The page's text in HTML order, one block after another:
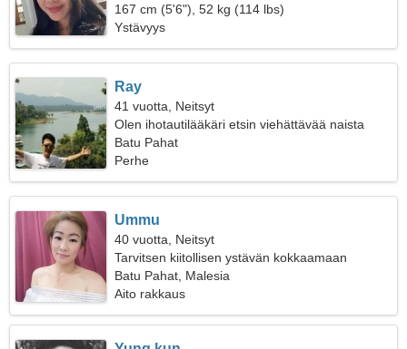
167 cm (5'6"), 52 kg (114 lbs)
Ystävyys
Ray
41 vuotta, Neitsyt
Olen ihotautilääkäri etsin viehättävää naista
Batu Pahat
Perhe
Ummu
40 vuotta, Neitsyt
Tarvitsen kiitollisen ystävän kokkaamaan
yhdessä
Batu Pahat, Malesia
Aito rakkaus